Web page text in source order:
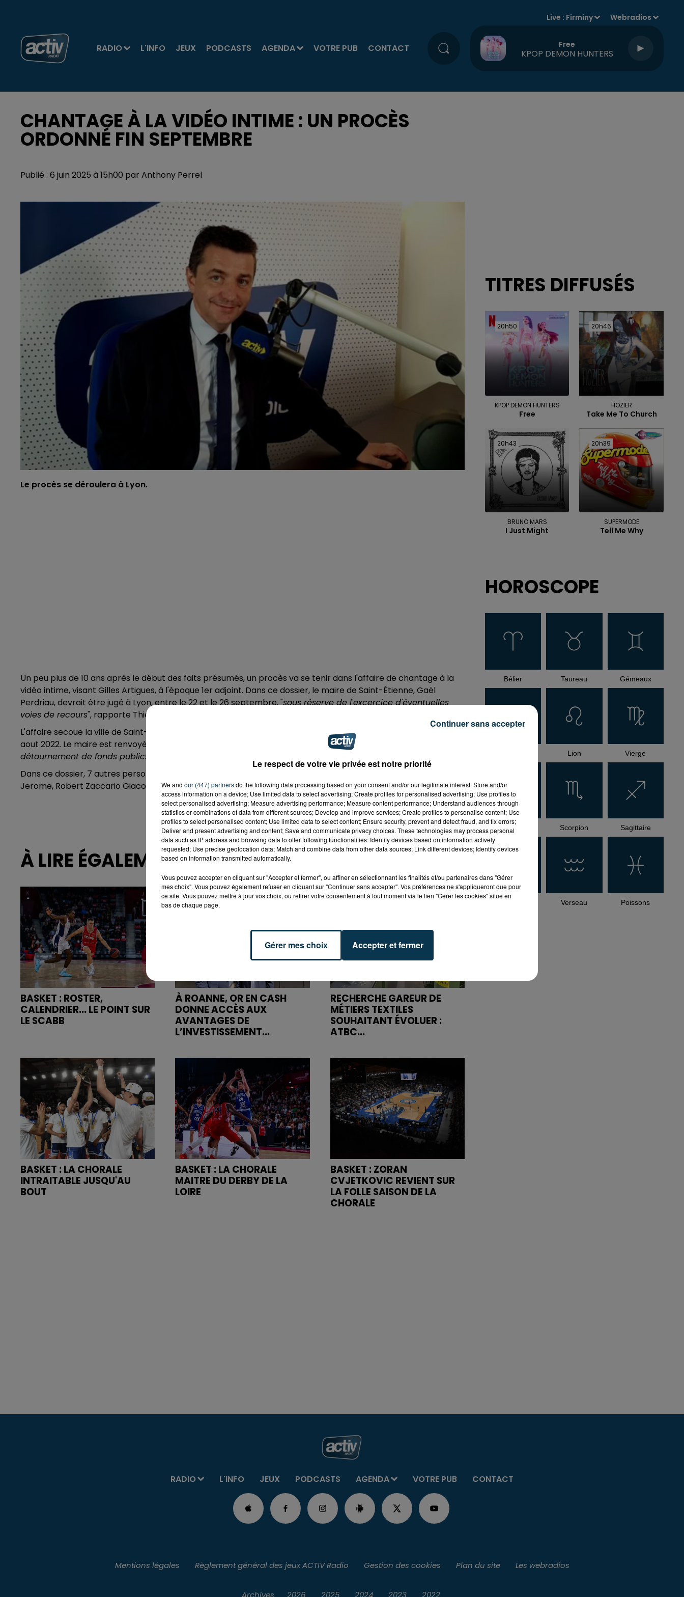
RADIO L'INFO JEUX PODCASTS AGENDA VOTRE PUB CONTACT
Live : Firminy Webradios
Free
KPOP DEMON HUNTERS
CHANTAGE À LA VIDÉO INTIME : UN PROCÈS
ORDONNÉ FIN SEPTEMBRE
Publié : 6 juin 2025 à 15h00 par Anthony Perrel
Le procès se déroulera à Lyon.
Un peu plus de 10 ans après le début des faits présumés, un procès va se tenir dans l'affaire de chantage à la
vidéo intime, visant Gilles Artigues, à l'époque 1er adjoint. Dans ce dossier, le maire de Saint-Étienne, Gaël
Perdriau, devrait être jugé à Lyon, entre le 22 et le 26 septembre, "sous réserve de l'excercice d'éventuelles
voies de recours", rapporte Thierry Dran, le procureur de la République ce vendredi.
L'affaire secoue la ville de Saint-Étienne depuis maintenant près de 3 ans et
les révélations de Médiapart
aout 2022. Le maire est renvoyé devant le tribunal correctionnel pour "
chantage, soustraction et
détournement de fonds publics par un dépositaire de l'autorité publique
Dans ce dossier, 7 autres personnes sont poursuivies (ndlr, Pierre Gauttieri, Gilles Rossary-Lenglet, Samy Kefi-
Jerome, Robert Zaccario Giacomel, Nicolas Deville, Philippe Buil et Chantal Sabatier).
À LIRE ÉGALEMENT
BASKET : ROSTER,
CALENDRIER... LE POINT SUR
LE SCABB
À ROANNE, OR EN CASH
DONNE ACCÈS AUX
AVANTAGES DE
L’INVESTISSEMENT...
RECHERCHE GAREUR DE
MÉTIERS TEXTILES
SOUHAITANT ÉVOLUER :
ATBC...
BASKET : LA CHORALE
INTRAITABLE JUSQU'AU
BOUT
BASKET : LA CHORALE
MAITRE DU DERBY DE LA
LOIRE
BASKET : ZORAN
CVJETKOVIC REVIENT SUR
LA FOLLE SAISON DE LA
CHORALE
TITRES DIFFUSÉS
20h50
20h50
KPOP DEMON HUNTERS
Free
20h46
20h46
HOZIER
Take Me To Church
20h43
20h43
BRUNO MARS
I Just Might
20h39
20h39
SUPERMODE
Tell Me Why
HOROSCOPE
Bélier Taureau Gémeaux
Lion Vierge
Balance Scorpion Sagittaire
Verseau Poissons
RADIO L'INFO JEUX PODCASTS AGENDA VOTRE PUB CONTACT
Mentions légales Règlement général des jeux ACTIV Radio Gestion des cookies Plan du site Les webradios
Archives 2026 2025 2024 2023 2022
Le respect de votre vie privée est notre priorité
We and our (447) partnersdo the following data processing based on your consent and/or our legitimate interest: Store and/or
access information on a device; Use limited data to select advertising; Create profiles for personalised advertising; Use profiles to
select personalised advertising; Measure advertising performance; Measure content performance; Understand audiences through
statistics or combinations of data from different sources; Develop and improve services; Create profiles to personalise content; Use
profiles to select personalised content; Use limited data to select content; Ensure security, prevent and detect fraud, and fix errors;
Deliver and present advertising and content; Save and communicate privacy choices. These technologies may process personal
data such as IP address and browsing data to offer following functionalities: Identify devices based on information actively
requested; Use precise geolocation data; Match and combine data from other data sources; Link different devices; Identify devices
based on information transmitted automatically.
Vous pouvez accepter en cliquant sur "Accepter et fermer", ou affiner en sélectionnant les finalités et/ou partenaires dans "Gérer
mes choix". Vous pouvez également refuser en cliquant sur "Continuer sans accepter". Vos préférences ne s'appliqueront que pour
ce site. Vous pouvez mettre à jour vos choix, ou retirer votre consentement à tout moment via le lien "Gérer les cookies" situé en
bas de chaque page.
Gérer mes choix Accepter et fermer
Continuer sans accepter